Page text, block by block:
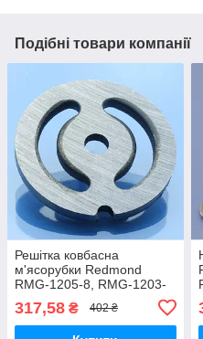
Подібні товари компанії
Решітка ковбасна
м'ясорубки Redmond
RMG-1205-8, RMG-1203-
8, RMG-1208 два отвори,
Ø61мм, товщина 5мм,
центр 9мм (082829-
317,58 ₴ 402 ₴